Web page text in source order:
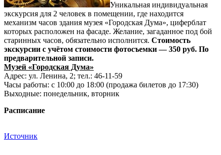
Уникальная индивидуальная
экскурсия для 2 человек в помещении, где находится
механизм часов здания музея «Городская Дума», циферблат
которых расположен на фасаде. Желание, загаданное под бой
старинных часов, обязательно исполнится. Стоимость
экскурсии с учётом стоимости фотосъемки — 350 руб. По
предварительной записи.
Музей «Городская Дума»
Адрес: ул. Ленина, 2; тел.: 46-11-59
Часы работы: с 10:00 до 18:00 (продажа билетов до 17:30)
Выходные: понедельник, вторник
Расписание
Источник